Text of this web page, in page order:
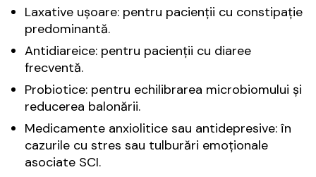
Laxative ușoare: pentru pacienții cu constipație
predominantă.
Antidiareice: pentru pacienții cu diaree
frecventă.
Probiotice: pentru echilibrarea microbiomului și
reducerea balonării.
Medicamente anxiolitice sau antidepresive: în
cazurile cu stres sau tulburări emoționale
asociate SCI.